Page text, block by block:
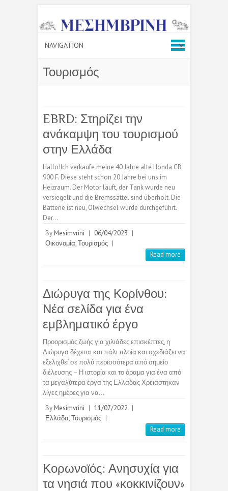
Τουρισμός
EBRD: Στηρίζει την
ανάκαμψη του τουρισμού
στην Ελλάδα
Hallo!Ich verkaufe meine 40 Jahre alte Honda CB
900 F. Diese steht schon 20 Jahre bei uns im
Heizraum. Der Motor läuft, der Tank wurde neu
versiegelt und die Bremssättel sind überholt. Die
Batterie ist neu, Ölwechsel wurde durchgeführt.
Der…
By Mesimvrini | 06/04/2023 |
Οικονομία,Τουρισμός |
Read more
Διώρυγα της Κορίνθου:
Νέα σελίδα για ένα
εμβληματικό έργο
Προορισμός ζωής για χιλιάδες επισκέπτες, η
Διώρυγα δέχεται και πάλι πλοία και σχεδιάζει να
εξελιχθεί σε πολύ περισσότερα από σημείο
διέλευσης – Η ιστορία και το όραμα για ένα από
τα μεγαλύτερα έργα της Ελλάδας Χρειάστηκαν
λίγες ημέρες για να…
By Mesimvrini | 11/07/2022 |
Ελλάδα,Τουρισμός |
Read more
Κορωνοϊός: Ανησυχία για
τα νησιά που «κοκκινίζουν»